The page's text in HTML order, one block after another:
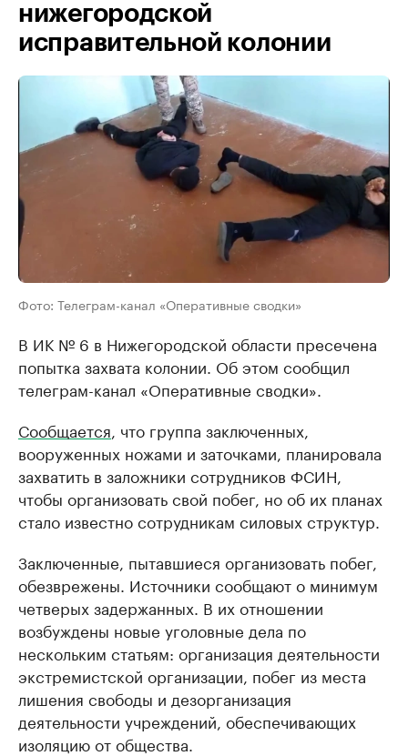
нижегородской
исправительной колонии
Фото: Телеграм-канал «Оперативные сводки»
В ИК № 6 в Нижегородской области пресечена
попытка захвата колонии. Об этом сообщил
телеграм-канал «Оперативные сводки».
Сообщается , что группа заключенных,
вооруженных ножами и заточками, планировала
захватить в заложники сотрудников ФСИН,
чтобы организовать свой побег, но об их планах
стало известно сотрудникам силовых структур.
Заключенные, пытавшиеся организовать побег,
обезврежены. Источники сообщают о минимум
четверых задержанных. В их отношении
возбуждены новые уголовные дела по
нескольким статьям: организация деятельности
экстремистской организации, побег из места
лишения свободы и дезорганизация
деятельности учреждений, обеспечивающих
изоляцию от общества.